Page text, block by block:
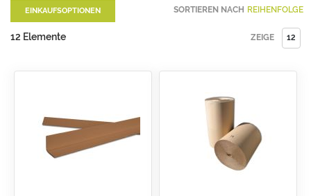
12 Elemente ZEIGE
SORTIEREN NACH
Price
EINKAUFSOPTIONEN